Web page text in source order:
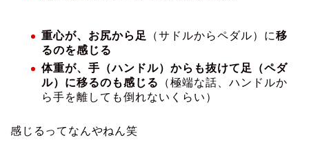
重心が、お尻から足 （サドルからペダル）に移
るのを感じる
体重が、手（ハンドル）からも抜けて足（ペダ
ル）に移るのも感じる
（極端な話、ハンドルか
ら手を離しても倒れないくらい）
感じるってなんやねん笑